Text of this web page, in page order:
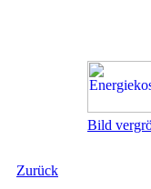
Bild
Zurück